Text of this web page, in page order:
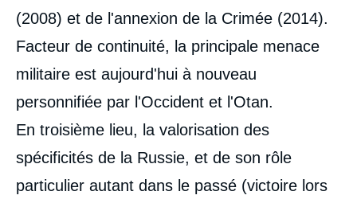
(2008) et de l'annexion de la Crimée (2014).
Facteur de continuité, la principale menace
militaire est aujourd'hui à nouveau
personnifiée par l'Occident et l'Otan.
En troisième lieu, la valorisation des
spécificités de la Russie, et de son rôle
particulier autant dans le passé (victoire lors